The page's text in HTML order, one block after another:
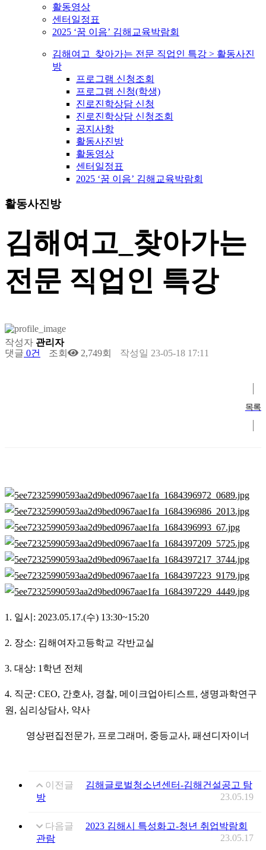
활동영상
센터일정표
2025 ‘꿈 이음’ 김해교육박람회
김해여고_찾아가는 전문 직업인 특강 > 활동사진
방
프로그램 신청조회
프로그램 신청(학생)
진로진학상담 신청
진로진학상담 신청조회
공지사항
활동사진방
활동영상
센터일정표
2025 ‘꿈 이음’ 김해교육박람회
활동사진방
김해여고_찾아가는
전문 직업인 특강
작성자 관리자
댓글 0건 조회 2,749회 작성일 23-05-18 17:11
목록
1. 일시: 2023.05.17.(수) 13:30~15:20
2. 장소: 김해여자고등학교 각반교실
3. 대상: 1학년 전체
4. 직군: CEO, 간호사, 경찰, 메이크업아티스트, 생명과학연구
원, 심리상담사, 약사
영상편집전문가, 프로그래머, 중등교사, 패션디자이너
이전글
김해글로벌청소년센터-김해건설공고 탐
방
23.05.19
다음글
2023 김해시 특성화고-청년 취업박람회
관람
23.05.17